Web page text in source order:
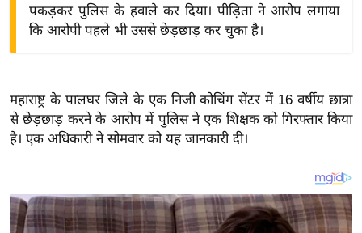
ज
ग
त
ष
ज्ञ
पकड़कर पुलिस के हवाले कर दिया। पीड़िता ने आरोप लगाया
कि आरोपी पहले भी उससे छेड़छाड़ कर चुका है।
महाराष्ट्र के पालघर जिले के एक निजी कोचिंग सेंटर में 16 वर्षीय छात्रा
से छेड़छाड़ करने के आरोप में पुलिस ने एक शिक्षक को गिरफ्तार किया
है। एक अधिकारी ने सोमवार को यह जानकारी दी।